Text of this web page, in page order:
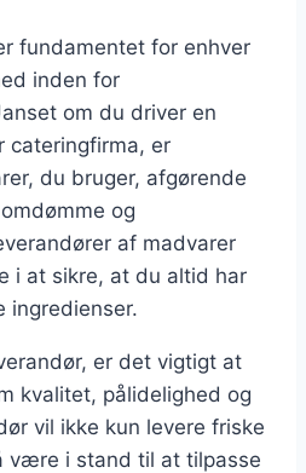
fundamentet for enhver
inden for
om du driver en
cateringfirma, er
du bruger, afgørende
og
af madvarer
i at sikre, at du altid har
ingredienser.
er det vigtigt at
kvalitet, pålidelighed og
vil ikke kun levere friske
være i stand til at tilpasse